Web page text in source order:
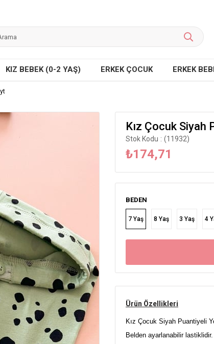
KIZ BEBEK (0-2 YAŞ) ERKEK ÇOCUK ERKEK
Kız Çocuk Siyah
Stok Kodu (11932)
₺174,71
BEDEN
7 Yaş 8 Yaş 3 Yaş 4
Ürün Özellikleri
Kız Çocuk Siyah Puantiyeli
Belden ayarlanabilir lastiklidir.